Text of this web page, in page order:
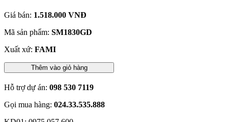
Giá bán: 1.518.000 VNĐ
Mã sản phẩm: SM1830GD
Xuất xứ: FAMI
Thêm vào giỏ hàng
Hỗ trợ dự án: 098 530 7119
Gọi mua hàng: 024.33.535.888